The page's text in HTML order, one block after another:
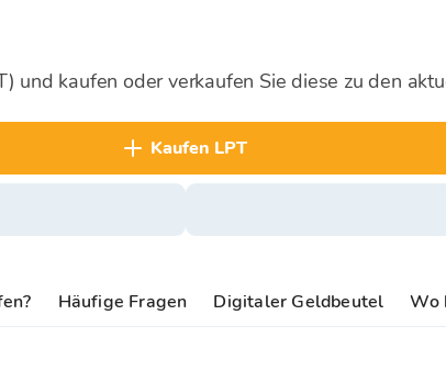
und kaufen oder verkaufen Sie diese zu den
kaufen LPT
Häufige Fragen Digitaler Geldbeutel Wo